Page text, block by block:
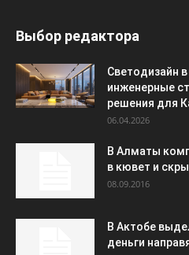
Выбор редактора
Светодизайн
инженерные
решения для
06.04.2026
В Алматы
в кювет и
08.09.2016
В Актобе
деньги